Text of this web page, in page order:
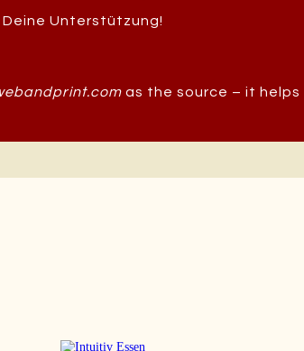
Deine Unterstützung!
as the source – it helps